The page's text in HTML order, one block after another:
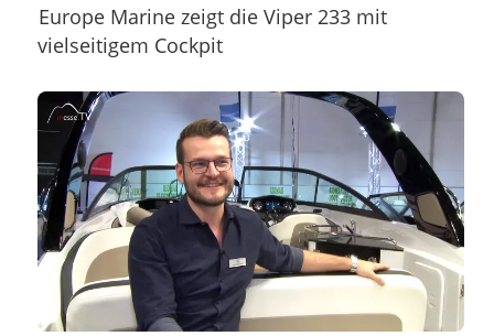
Europe Marine zeigt die Viper 233 mit
vielseitigem Cockpit